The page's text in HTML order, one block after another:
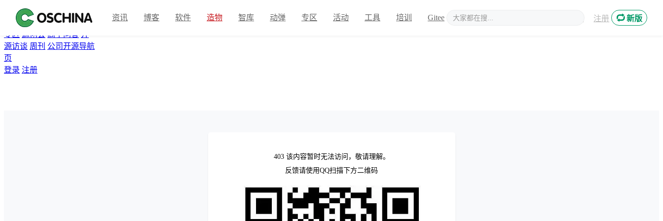
首页 开源软件
翻译 资讯 Gitee 众包 活动
专区 源创会 高手问答 开
源访谈 周刊 公司开源导航
页
登录 注册
资讯 博客 软件 造物 智库 动弹 专区 活动 工具 培训 Gitee 新媒体 注册 新版
403 该内容暂时无法访问，敬请理解。
反馈请使用QQ扫描下方二维码